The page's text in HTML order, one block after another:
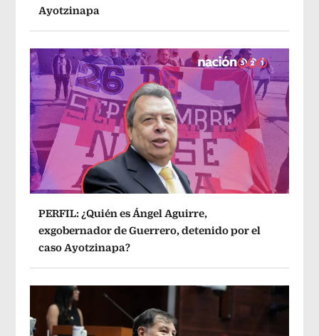
Ayotzinapa
PERFIL: ¿Quién es Ángel Aguirre,
exgobernador de Guerrero, detenido por el
caso Ayotzinapa?